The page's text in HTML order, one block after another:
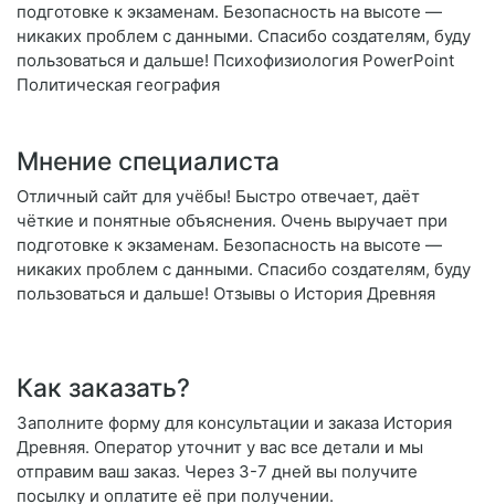
подготовке к экзаменам. Безопасность на высоте —
никаких проблем с данными. Спасибо создателям, буду
пользоваться и дальше! Психофизиология PowerPoint
Политическая география
Мнение специалиста
Отличный сайт для учёбы! Быстро отвечает, даёт
чёткие и понятные объяснения. Очень выручает при
подготовке к экзаменам. Безопасность на высоте —
никаких проблем с данными. Спасибо создателям, буду
пользоваться и дальше! Отзывы о История Древняя
Как заказать?
Заполните форму для консультации и заказа История
Древняя. Оператор уточнит у вас все детали и мы
отправим ваш заказ. Через 3-7 дней вы получите
посылку и оплатите её при получении.